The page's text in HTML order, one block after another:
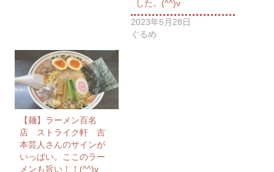
した。(^^)v
2023年5月28日
ぐるめ
【麺】ラーメン百名
店 ストライク軒 吉
本芸人さんのサインが
いっぱい。ここのラー
メンも旨い！！(^^)v